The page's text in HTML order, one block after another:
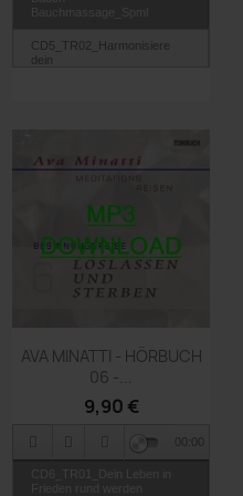
Bauchmassage_Spml
CD5_TR02_Harmonisiere
dein
Vorschau
AVA MINATTI - HÖRBUCH
06 -...
9,90 €
00:00